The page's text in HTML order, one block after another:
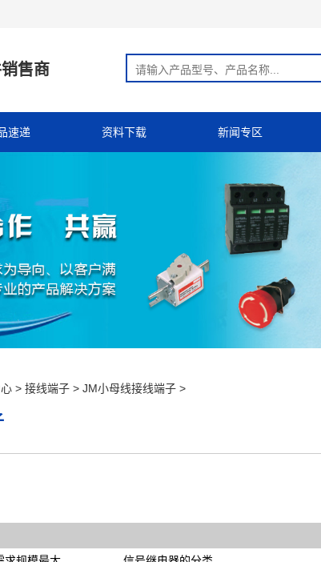
售商
速递 资料下载 新闻专区
> 接线端子 > JM小母线接线端子 >